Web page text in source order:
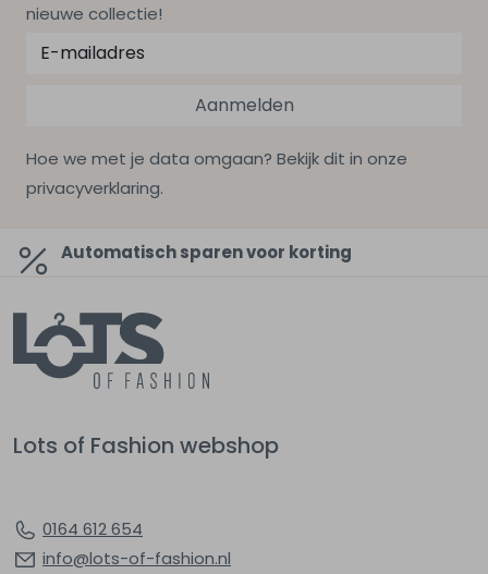
nieuwe collectie!
Aanmelden
Hoe we met je data omgaan? Bekijk dit in onze
privacyverklaring.
Automatisch sparen voor korting
Lots of Fashion webshop
0164 612 654
info@lots-of-fashion.nl